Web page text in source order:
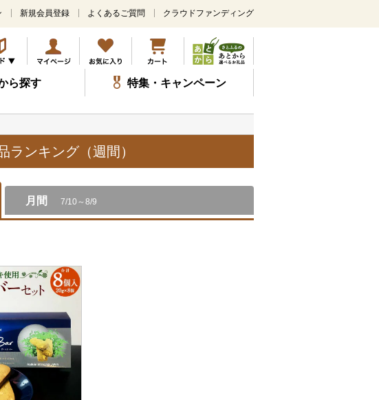
メ
ン
コ
ン
テ
ツ
キ
ッ
プ
新規会員登録 よくあるご質問 クラウドファンディング
ら探す 特集・キャンペーン
ランキング（週間）
月間 7/10～8/9